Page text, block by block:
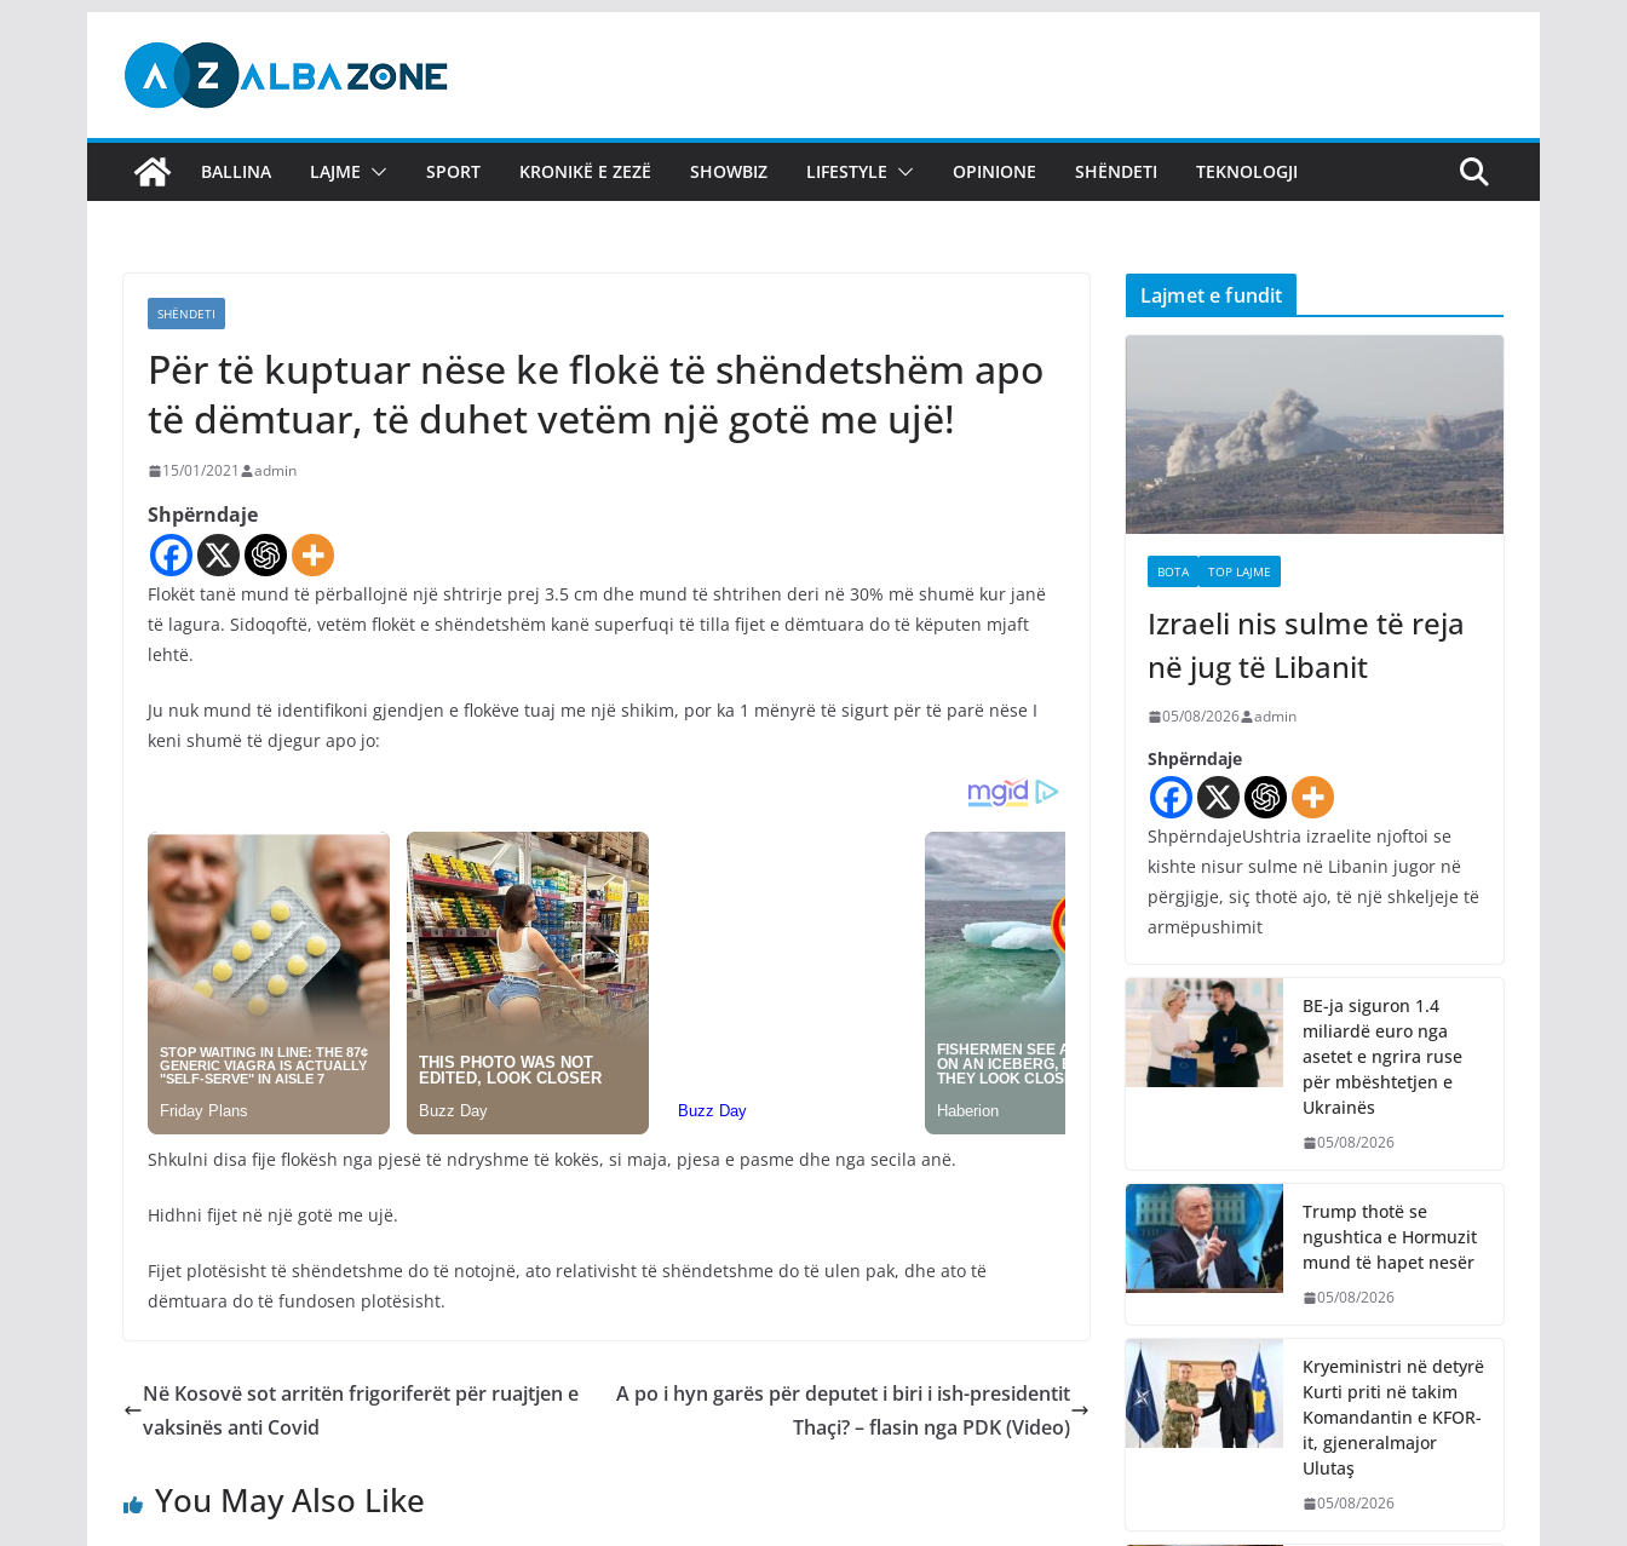
content
BALLINA LAJME SPORT KRONIKË E ZEZË SHOWBIZ LIFESTYLE OPINIONE SHËNDETI TEKNOLOGJI
SHËNDETI
Për të kuptuar nëse ke flokë të shëndetshëm apo
të dëmtuar, të duhet vetëm një gotë me ujë!
15/01/2021 admin
Shpërndaje
Flokët tanë mund të përballojnë një shtrirje prej 3.5 cm dhe mund të shtrihen deri në 30% më shumë kur janë
të lagura. Sidoqoftë, vetëm flokët e shëndetshëm kanë superfuqi të tilla fijet e dëmtuara do të këputen mjaft
lehtë.
Ju nuk mund të identifikoni gjendjen e flokëve tuaj me një shikim, por ka 1 mënyrë të sigurt për të parë nëse I
keni shumë të djegur apo jo:
Shkulni disa fije flokësh nga pjesë të ndryshme të kokës, si maja, pjesa e pasme dhe nga secila anë.
Hidhni fijet në një gotë me ujë.
Fijet plotësisht të shëndetshme do të notojnë, ato relativisht të shëndetshme do të ulen pak, dhe ato të
dëmtuara do të fundosen plotësisht.
Në Kosovë sot arritën frigoriferët për ruajtjen e
vaksinës anti Covid
A po i hyn garës për deputet i biri i ish-presidentit
Thaçi? – flasin nga PDK (Video)
You May Also Like
Lajmet e fundit
BOTA TOP LAJME
Izraeli nis sulme të reja
në jug të Libanit
05/08/2026 admin
Shpërndaje
ShpërndajeUshtria izraelite njoftoi se
kishte nisur sulme në Libanin jugor në
përgjigje, siç thotë ajo, të një shkeljeje të
armëpushimit
BE-ja siguron 1.4
miliardë euro nga
asetet e ngrira ruse
për mbështetjen e
Ukrainës
05/08/2026
Trump thotë se
ngushtica e Hormuzit
mund të hapet nesër
05/08/2026
Kryeministri në detyrë
Kurti priti në takim
Komandantin e KFOR-
it, gjeneralmajor
Ulutaş
05/08/2026